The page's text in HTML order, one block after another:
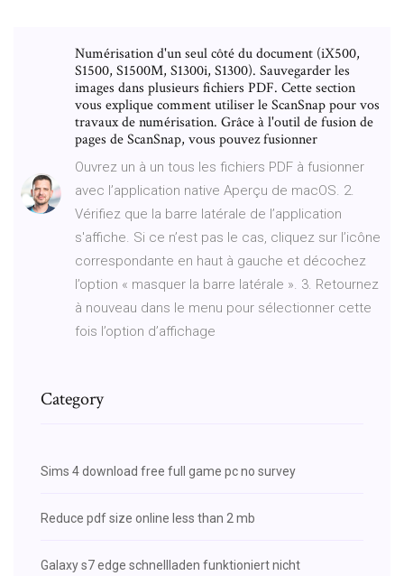
Numérisation d'un seul côté du document (iX500,
S1500, S1500M, S1300i, S1300). Sauvegarder les
images dans plusieurs fichiers PDF. Cette section
vous explique comment utiliser le ScanSnap pour vos
travaux de numérisation. Grâce à l'outil de fusion de
pages de ScanSnap, vous pouvez fusionner
Ouvrez un à un tous les fichiers PDF à fusionner
avec l’application native Aperçu de macOS. 2.
Vérifiez que la barre latérale de l’application
s'affiche. Si ce n’est pas le cas, cliquez sur l’icône
correspondante en haut à gauche et décochez
l’option « masquer la barre latérale ». 3. Retournez
à nouveau dans le menu pour sélectionner cette
fois l’option d’affichage
Category
Sims 4 download free full game pc no survey
Reduce pdf size online less than 2 mb
Galaxy s7 edge schnellladen funktioniert nicht